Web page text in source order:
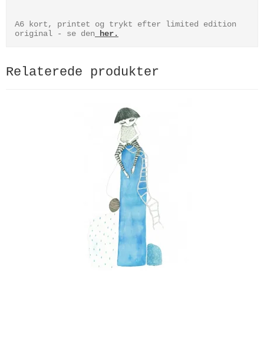
A6 kort, printet og trykt efter limited edition
original - se den her.
Relaterede produkter